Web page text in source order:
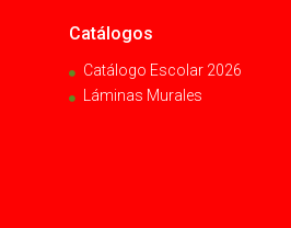
Catálogos
Catálogo Escolar 2026
Láminas Murales